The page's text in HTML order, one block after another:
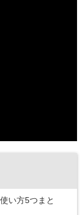
い方5つまと